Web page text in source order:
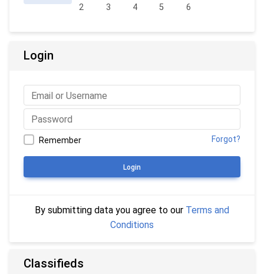
2
3
4
5
6
Login
Remember Forgot?
Login
By submitting data you agree to our Terms and
Conditions
Classifieds